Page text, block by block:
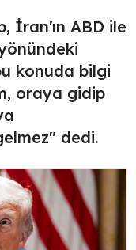
İran'ın ABD ile
konuda bilgi
oraya gidip
dedi.